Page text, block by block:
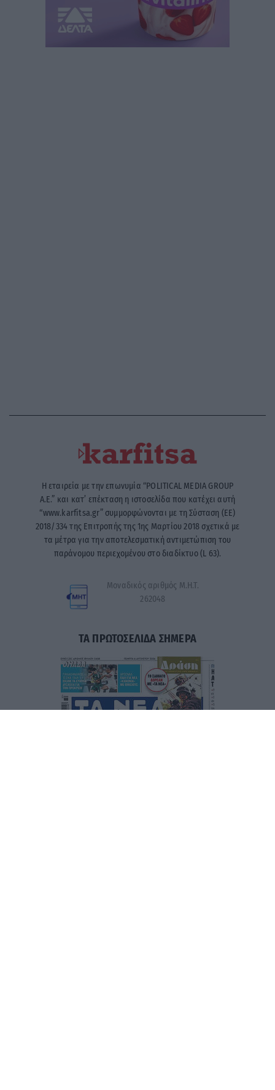
Η εταιρεία με την επωνυμία “POLITICAL MEDIA GROUP
A.E.” και κατ’ επέκταση η ιστοσελίδα που κατέχει αυτή
“www.karfitsa.gr” συμμορφώνονται με τη Σύσταση (ΕΕ)
2018/334 της Επιτροπής της 1ης Μαρτίου 2018 σχετικά με
τα μέτρα για την αποτελεσματική αντιμετώπιση του
παράνομου περιεχομένου στο διαδίκτυο (L 63).
Μοναδικός αριθμός Μ.Η.Τ.
262048
ΤΑ ΠΡΩΤΟΣΕΛΙΔΑ ΣΗΜΕΡΑ